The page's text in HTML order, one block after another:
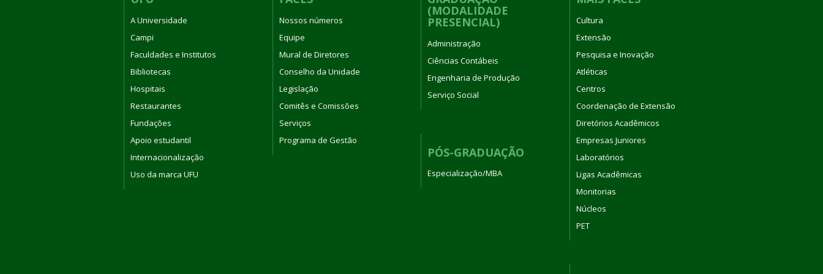
A Universidade
Campi
Faculdades e Institutos
Bibliotecas
Hospitais
Restaurantes
Fundações
Apoio estudantil
Internacionalização
Uso da marca UFU
Nossos números
Equipe
Mural de Diretores
Conselho da Unidade
Legislação
Comitês e Comissões
Serviços
Programa de Gestão
(MODALIDADE
PRESENCIAL)
Administração
Ciências Contábeis
Engenharia de Produção
Serviço Social
PÓS-GRADUAÇÃO
Especialização/MBA
Cultura
Extensão
Pesquisa e Inovação
Atléticas
Centros
Coordenação de Extensão
Diretórios Acadêmicos
Empresas Juniores
Laboratórios
Ligas Acadêmicas
Monitorias
Núcleos
PET